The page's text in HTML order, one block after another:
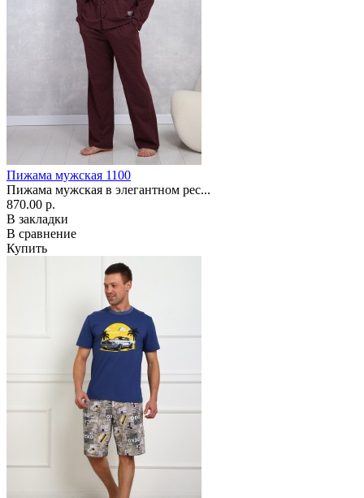
Пижама мужская 1100
Пижама мужская в элегантном рес...
870.00 р.
В закладки
В сравнение
Купить